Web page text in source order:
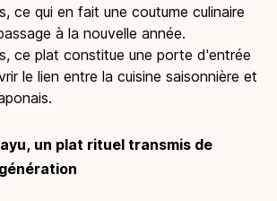
ce qui en fait une coutume culinaire
à la nouvelle année.
ce plat constitue une porte d'entrée
le lien entre la cuisine saisonnière et
un plat rituel transmis de